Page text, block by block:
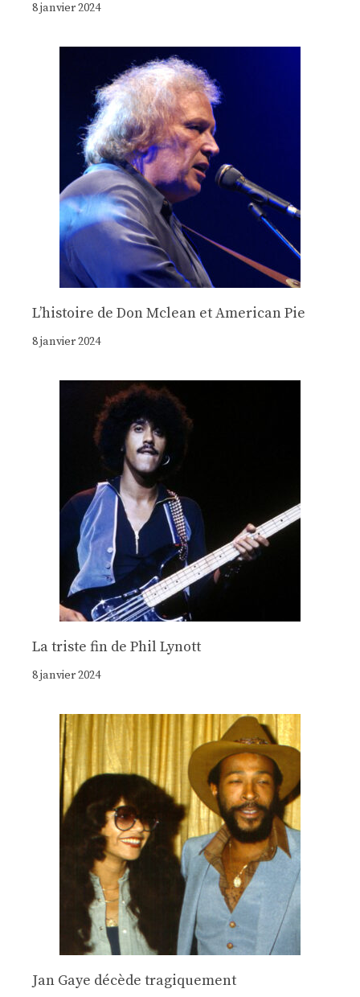
8 janvier 2024
Lʼhistoire de Don Mclean et American Pie
8 janvier 2024
La triste fin de Phil Lynott
8 janvier 2024
Jan Gaye décède tragiquement